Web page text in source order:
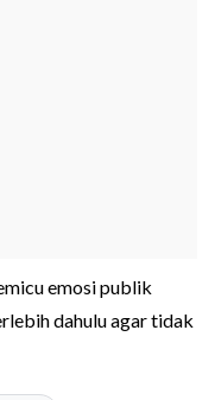
emosi publik
dahulu agar tidak